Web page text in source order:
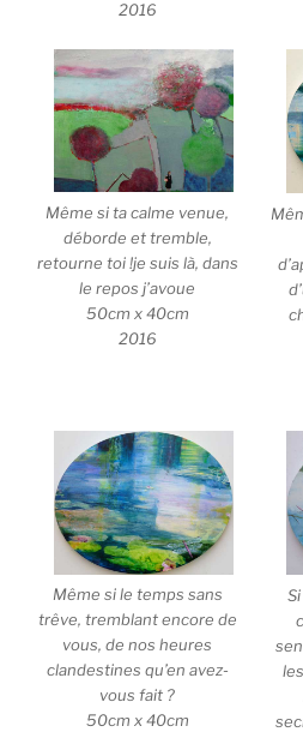
2016
Même si ta calme venue,
déborde et tremble,
retourne toi !je suis là, dans
le repos j’avoue
50cm x 40cm
2016
Même si le temps sans
trêve, tremblant encore de
vous, de nos heures
clandestines qu’en avez-
vous fait ?
50cm x 40cm